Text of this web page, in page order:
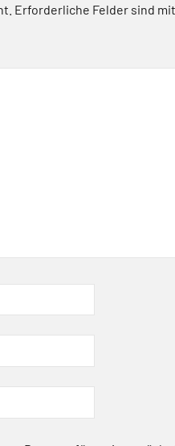
Erforderliche Felder sind mit